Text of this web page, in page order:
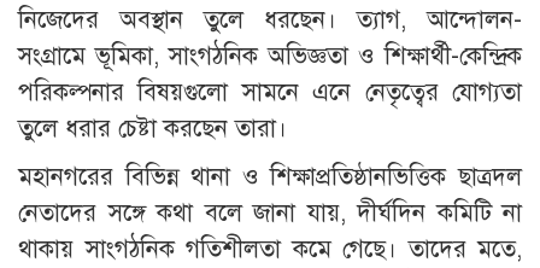
নিজেদের অবস্থান তুলে ধরছেন। ত্যাগ, আন্দোলন-
সংগ্রামে ভূমিকা, সাংগঠনিক অভিজ্ঞতা ও শিক্ষার্থী-কেন্দ্রিক
পরিকল্পনার বিষয়গুলো সামনে এনে নেতৃত্বের যোগ্যতা
তুলে ধরার চেষ্টা করছেন তারা।
মহানগরের বিভিন্ন থানা ও শিক্ষাপ্রতিষ্ঠানভিত্তিক ছাত্রদল
নেতাদের সঙ্গে কথা বলে জানা যায়, দীর্ঘদিন কমিটি না
থাকায় সাংগঠনিক গতিশীলতা কমে গেছে। তাদের মতে,